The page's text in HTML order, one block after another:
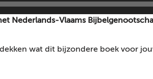
Nederlands-Vlaams
wat dit bijzondere boek voor